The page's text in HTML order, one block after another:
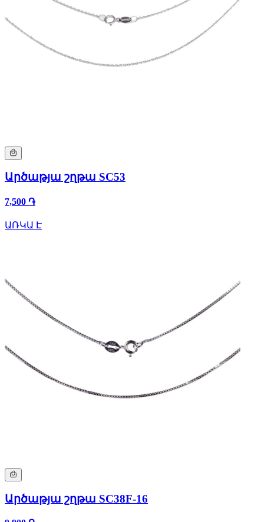
Արծաթյա շղթա SC53
7,500 ֏
ԱՌԿԱ Է
Արծաթյա շղթա SC38F-16